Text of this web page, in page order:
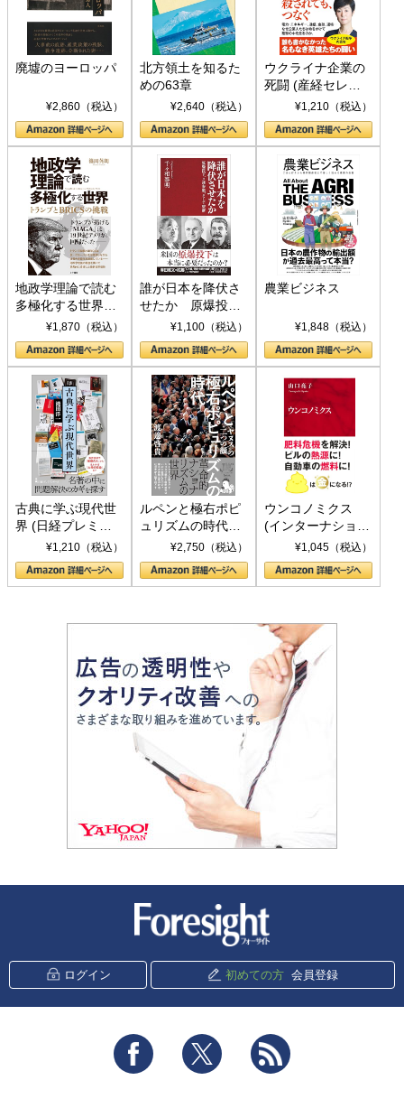
廃墟のヨーロッパ
¥2,860（税込）
北方領土を知るた
めの63章
¥2,640（税込）
ウクライナ企業の
死闘 (産経セレク
ト S 039)¥1,210（税込）
地政学理論で読む
多極化する世界：
トランプとBRICS
の挑戦
¥1,870（税込）
誰が日本を降伏さ
せたか 原爆投
下、ソ連参戦、そ
して聖断 (PHP新
書)
¥1,100（税込）
農業ビジネス
¥1,848（税込）
古典に学ぶ現代世
界 (日経プレミア
シリーズ)¥1,210（税込）
ルペンと極右ポピ
ュリズムの時代：
〈ヤヌス〉の二つ
の顔
¥2,750（税込）
ウンコノミクス
(インターナショナ
ル新書)¥1,045（税込）
ログイン 初めての方 会員登録
Facebook Twitter